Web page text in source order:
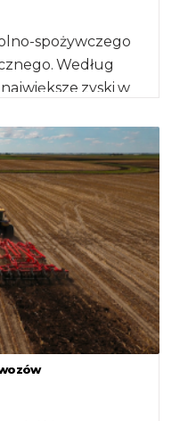
spożywczego
Według
zyski w